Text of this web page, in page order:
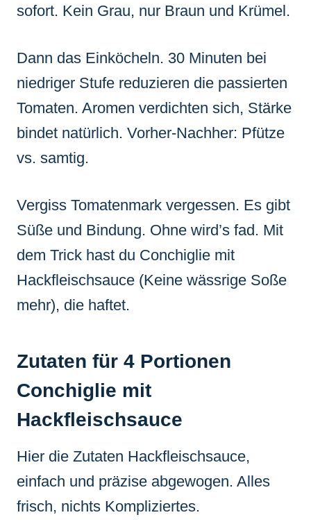
sofort. Kein Grau, nur Braun und Krümel.
Dann das Einköcheln. 30 Minuten bei
niedriger Stufe reduzieren die passierten
Tomaten. Aromen verdichten sich, Stärke
bindet natürlich. Vorher-Nachher: Pfütze
vs. samtig.
Vergiss Tomatenmark vergessen. Es gibt
Süße und Bindung. Ohne wird’s fad. Mit
dem Trick hast du Conchiglie mit
Hackfleischsauce (Keine wässrige Soße
mehr), die haftet.
Zutaten für 4 Portionen
Conchiglie mit
Hackfleischsauce
Hier die Zutaten Hackfleischsauce,
einfach und präzise abgewogen. Alles
frisch, nichts Kompliziertes.